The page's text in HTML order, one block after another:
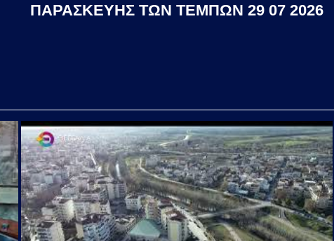
ΠΑΡΑΣΚΕΥΗΣ ΤΩΝ ΤΕΜΠΩΝ 29 07 2026